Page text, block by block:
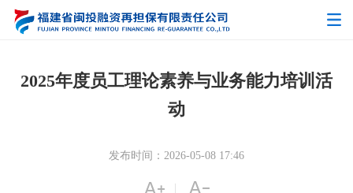
2025年度员工理论素养与业务能力培训活
动
发布时间：2026-05-08 17:46